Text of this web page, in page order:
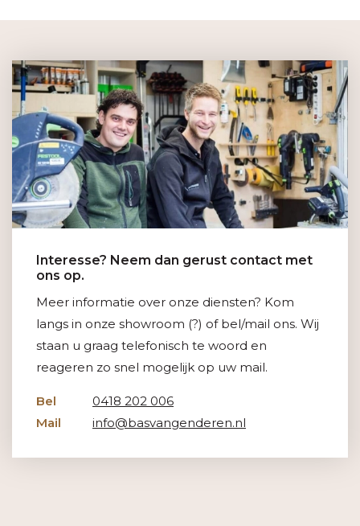
Interesse? Neem dan gerust contact met
ons op.
Meer informatie over onze diensten? Kom
langs in onze showroom (?) of bel/mail ons. Wij
staan u graag telefonisch te woord en
reageren zo snel mogelijk op uw mail.
Bel
0418 202 006
Mail
info@basvangenderen.nl